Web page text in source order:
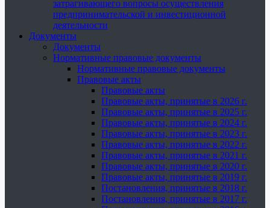
затрагивающего вопросы осуществления
предпринимательской и инвестиционной
деятельности
Документы
Документы
Нормативные правовые документы
Нормативные правовые документы
Правовые акты
Правовые акты
Правовые акты, принятые в 2026 г.
Правовые акты, принятые в 2025 г.
Правовые акты, принятые в 2024 г.
Правовые акты, принятые в 2023 г.
Правовые акты, принятые в 2022 г.
Правовые акты, принятые в 2021 г.
Правовые акты, принятые в 2020 г.
Правовые акты, принятые в 2019 г.
Постановления, принятые в 2018 г.
Постановления, принятые в 2017 г.